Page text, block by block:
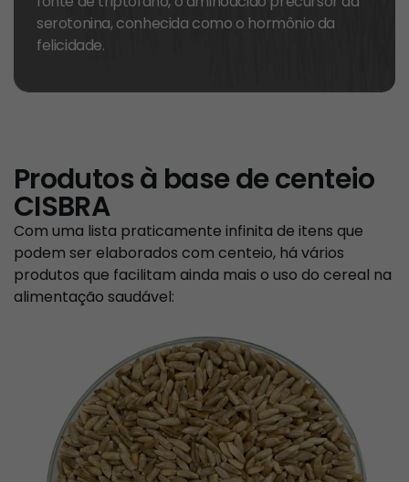
serotonina, conhecida como o hormônio da
felicidade.
Produtos à base de centeio
CISBRA
Com uma lista praticamente infinita de itens que
podem ser elaborados com centeio, há vários
produtos que facilitam ainda mais o uso do cereal na
alimentação saudável: